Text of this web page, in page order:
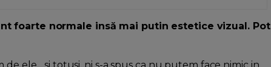
foarte normale insă mai putin estetice vizual. Pot